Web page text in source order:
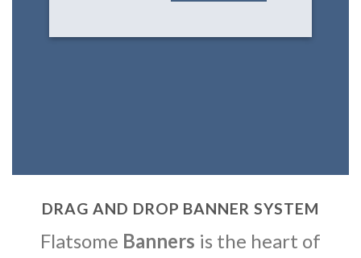
DRAG AND DROP BANNER SYSTEM
Flatsome Banners is the heart of